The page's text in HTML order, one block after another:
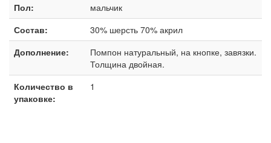
Пол:
мальчик
Состав:
30% шерсть 70% акрил
Дополнение:
Помпон натуральный, на кнопке, завязки.
Толщина двойная.
Количество в
упаковке:
1